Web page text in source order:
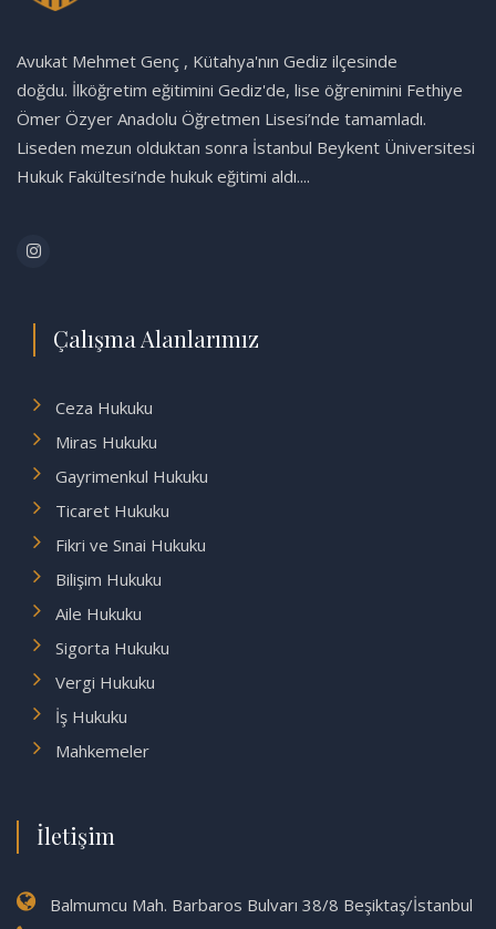
Avukat Mehmet Genç , Kütahya'nın Gediz ilçesinde
doğdu. İlköğretim eğitimini Gediz'de, lise öğrenimini Fethiye
Ömer Özyer Anadolu Öğretmen Lisesi’nde tamamladı.
Liseden mezun olduktan sonra İstanbul Beykent Üniversitesi
Hukuk Fakültesi’nde hukuk eğitimi aldı....
Çalışma Alanlarımız
Ceza Hukuku
Miras Hukuku
Gayrimenkul Hukuku
Ticaret Hukuku
Fikri ve Sınai Hukuku
Bilişim Hukuku
Aile Hukuku
Sigorta Hukuku
Vergi Hukuku
İş Hukuku
Mahkemeler
İletişim
Balmumcu Mah. Barbaros Bulvarı 38/8 Beşiktaş/İstanbul